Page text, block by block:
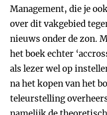
Management, die je
over dit vakgebied
nieuws onder de zon.
het boek echter
als lezer wel op
na het kopen van het
teleurstelling